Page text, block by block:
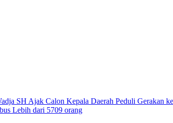
SH Ajak Calon Kepala Daerah Peduli Gerakan
Lebih dari 5709 orang